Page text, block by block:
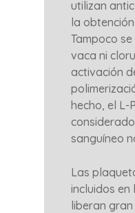
utilizan
la
Tampoco
vaca ni
activación
hecho, el L-
sanguíneo
Las
incluidos en
liberan